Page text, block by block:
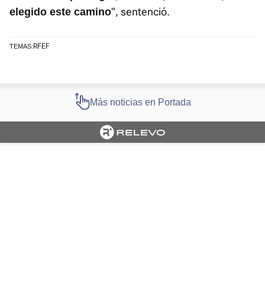
elegido este camino", sentenció.
TEMAS: RFEF
Más noticias en Portada